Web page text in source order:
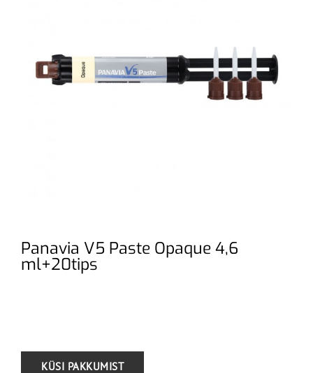
Panavia V5 Paste Opaque 4,6
ml+20tips